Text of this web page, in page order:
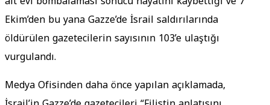
Ekim’den bu yana Gazze’de İsrail saldırılarında
öldürülen gazetecilerin sayısının 103’e ulaştığı
vurgulandı.
Medya Ofisinden daha önce yapılan açıklamada,